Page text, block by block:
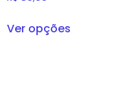
Ver opções